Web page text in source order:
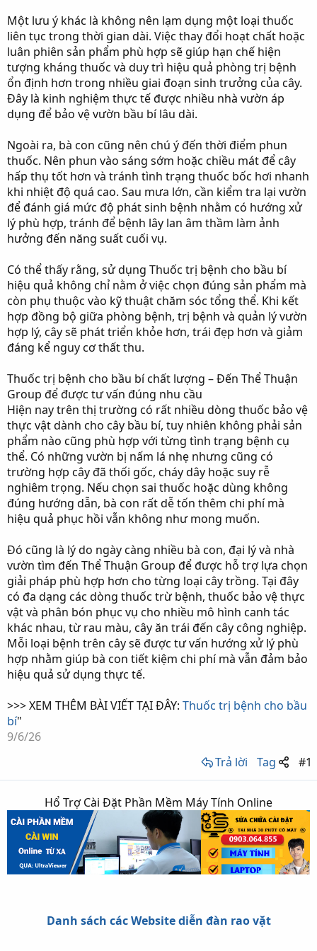
Một lưu ý khác là không nên lạm dụng một loại thuốc
liên tục trong thời gian dài. Việc thay đổi hoạt chất hoặc
luân phiên sản phẩm phù hợp sẽ giúp hạn chế hiện
tượng kháng thuốc và duy trì hiệu quả phòng trị bệnh
ổn định hơn trong nhiều giai đoạn sinh trưởng của cây.
Đây là kinh nghiệm thực tế được nhiều nhà vườn áp
dụng để bảo vệ vườn bầu bí lâu dài.
Ngoài ra, bà con cũng nên chú ý đến thời điểm phun
thuốc. Nên phun vào sáng sớm hoặc chiều mát để cây
hấp thụ tốt hơn và tránh tình trạng thuốc bốc hơi nhanh
khi nhiệt độ quá cao. Sau mưa lớn, cần kiểm tra lại vườn
để đánh giá mức độ phát sinh bệnh nhằm có hướng xử
lý phù hợp, tránh để bệnh lây lan âm thầm làm ảnh
hưởng đến năng suất cuối vụ.
Có thể thấy rằng, sử dụng Thuốc trị bệnh cho bầu bí
hiệu quả không chỉ nằm ở việc chọn đúng sản phẩm mà
còn phụ thuộc vào kỹ thuật chăm sóc tổng thể. Khi kết
hợp đồng bộ giữa phòng bệnh, trị bệnh và quản lý vườn
hợp lý, cây sẽ phát triển khỏe hơn, trái đẹp hơn và giảm
đáng kể nguy cơ thất thu.
Thuốc trị bệnh cho bầu bí chất lượng – Đến Thể Thuận
Group để được tư vấn đúng nhu cầu
Hiện nay trên thị trường có rất nhiều dòng thuốc bảo vệ
thực vật dành cho cây bầu bí, tuy nhiên không phải sản
phẩm nào cũng phù hợp với từng tình trạng bệnh cụ
thể. Có những vườn bị nấm lá nhẹ nhưng cũng có
trường hợp cây đã thối gốc, cháy dây hoặc suy rễ
nghiêm trọng. Nếu chọn sai thuốc hoặc dùng không
đúng hướng dẫn, bà con rất dễ tốn thêm chi phí mà
hiệu quả phục hồi vẫn không như mong muốn.
Đó cũng là lý do ngày càng nhiều bà con, đại lý và nhà
vườn tìm đến Thể Thuận Group để được hỗ trợ lựa chọn
giải pháp phù hợp hơn cho từng loại cây trồng. Tại đây
có đa dạng các dòng thuốc trừ bệnh, thuốc bảo vệ thực
vật và phân bón phục vụ cho nhiều mô hình canh tác
khác nhau, từ rau màu, cây ăn trái đến cây công nghiệp.
Mỗi loại bệnh trên cây sẽ được tư vấn hướng xử lý phù
hợp nhằm giúp bà con tiết kiệm chi phí mà vẫn đảm bảo
hiệu quả sử dụng thực tế.
>>> XEM THÊM BÀI VIẾT TẠI ĐÂY: Thuốc trị bệnh cho bầu
bí"
9/6/26
Trả lời
Tag #1
Hổ Trợ Cài Đặt Phần Mềm Máy Tính Online
Danh sách các Website diễn đàn rao vặt